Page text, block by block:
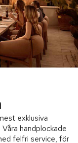
exklusiva
handplockade
felfri service, för